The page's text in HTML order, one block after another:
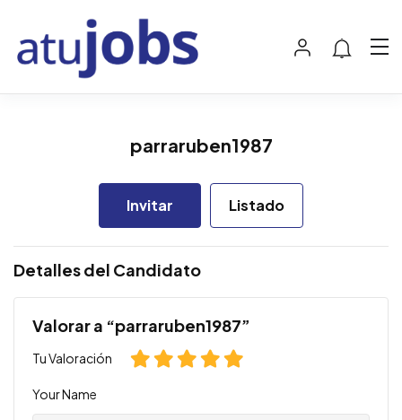
parraruben1987
Invitar Listado
Detalles del Candidato
Valorar a “parraruben1987”
Tu Valoración
Your Name